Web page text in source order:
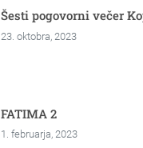
Šesti pogovorni večer
23. oktobra, 2023
FATIMA 2
1. februarja, 2023